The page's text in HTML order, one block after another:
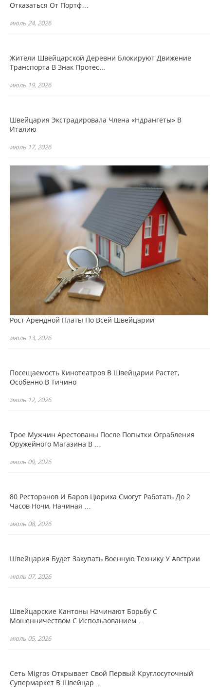
Отказаться От Портф…
июль 24, 2026
Жители Швейцарской Деревни Блокируют Движение
Транспорта В Знак Протес…
июль 19, 2026
Швейцария Экстрадировала Члена «Ндрангеты» В
Италию
июль 17, 2026
Рост Арендной Платы По Всей Швейцарии
июль 13, 2026
Посещаемость Кинотеатров В Швейцарии Растет,
Особенно В Тичино
июль 12, 2026
Трое Мужчин Арестованы После Попытки Ограбления
Оружейного Магазина В …
июль 09, 2026
80 Ресторанов И Баров Цюриха Смогут Работать До 2
Часов Ночи, Начиная …
июль 08, 2026
Швейцария Будет Закупать Военную Технику У Австрии
июль 07, 2026
Швейцарские Кантоны Начинают Борьбу С
Мошенничеством С Использованием …
июль 05, 2026
Сеть Migros Открывает Свой Первый Круглосуточный
Супермаркет В Швейцар…